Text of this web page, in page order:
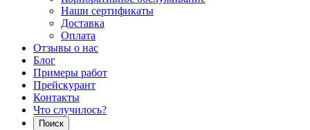
Наши сертификаты
Доставка
Оплата
Отзывы о нас
Блог
Примеры работ
Прейскурант
Контакты
Что случилось?
Поиск